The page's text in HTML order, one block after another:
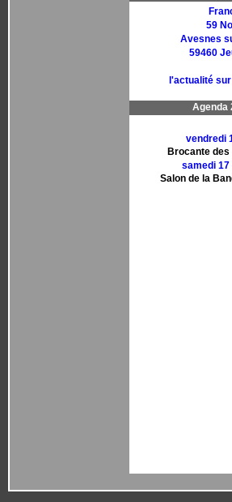
59
Avesnes
59460
l'actualité
Agenda
vendredi
Brocante
samedi
Salon de la